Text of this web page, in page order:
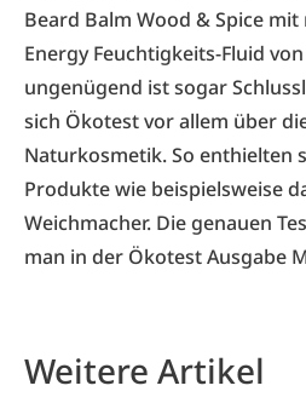
Beard Balm Wood & Spice
Energy Feuchtigkeits-Fluid
ungenügend ist sogar
sich Ökotest vor allem über
Naturkosmetik. So enthielten
Produkte wie beispielsweise
Weichmacher. Die genauen
man in der ÖkotestAusgabe
Weitere Artikel